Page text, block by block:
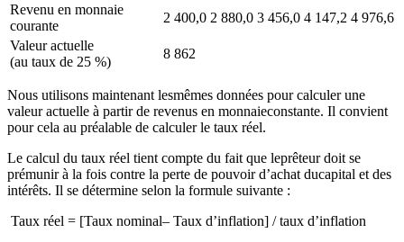
Revenu en monnaie
courante
2 400,0 2 880,0 3 456,0 4 147,2 4 976,6
Valeur actuelle
(au taux de 25 %)
8 862
Nous utilisons maintenant lesmêmes données pour calculer une
valeur actuelle à partir de revenus en monnaieconstante. Il convient
pour cela au préalable de calculer le taux réel.
Le calcul du taux réel tient compte du fait que leprêteur doit se
prémunir à la fois contre la perte de pouvoir d’achat ducapital et des
intérêts. Il se détermine selon la formule suivante :
Taux réel = [Taux nominal– Taux d’inflation] / taux d’inflation